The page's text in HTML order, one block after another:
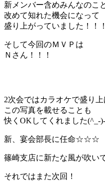
新メンバー含めみんなのこ
改めて知れた機会になって
盛り上がっていました！！！
そして今回のＭＶＰは
Ｎさん！！！
2次会ではカラオケで盛り上
この写真を載せることも
快くOKしてくれました(^_-
新、宴会部長に任命☆☆☆
篠崎支店に新たな風が吹い
それではまた次回！